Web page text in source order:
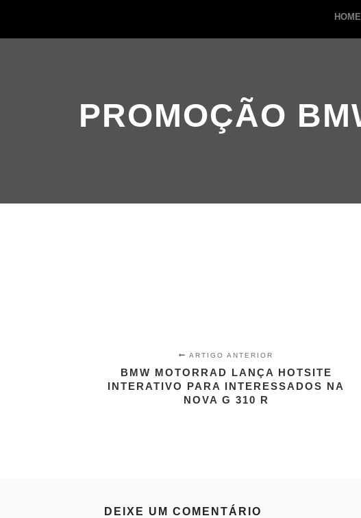
HOME
PROMOÇÃO
ARTIGO ANTERIOR
BMW MOTORRAD LANÇA HOTSITE
INTERATIVO PARA INTERESSADOS NA
NOVA G 310 R
DEIXE UM COMENTÁRIO